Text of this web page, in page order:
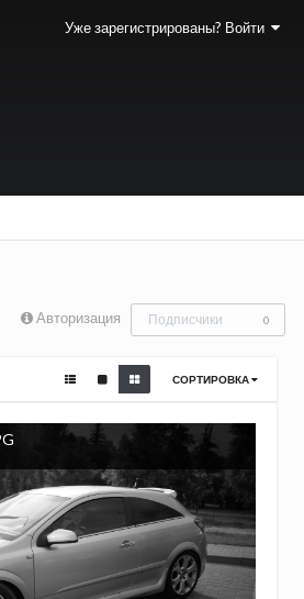
Уже зарегистрированы? Войти
Авторизация Подписчики 0
СОРТИРОВКА